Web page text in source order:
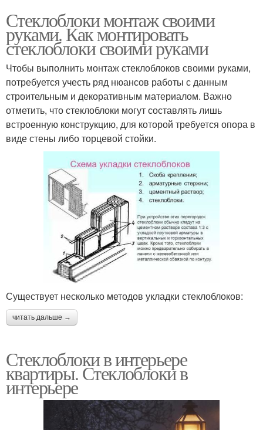
Стеклоблоки монтаж своими
руками. Как монтировать
стеклоблоки своими руками
Чтобы выполнить монтаж стеклоблоков своими руками,
потребуется учесть ряд нюансов работы с данным
строительным и декоративным материалом. Важно
отметить, что стеклоблоки могут составлять лишь
встроенную конструкцию, для которой требуется опора в
виде стены либо торцевой стойки.
Существует несколько методов укладки стеклоблоков:
читать дальше →
Стеклоблоки в интерьере
квартиры. Стеклоблоки в
интерьере